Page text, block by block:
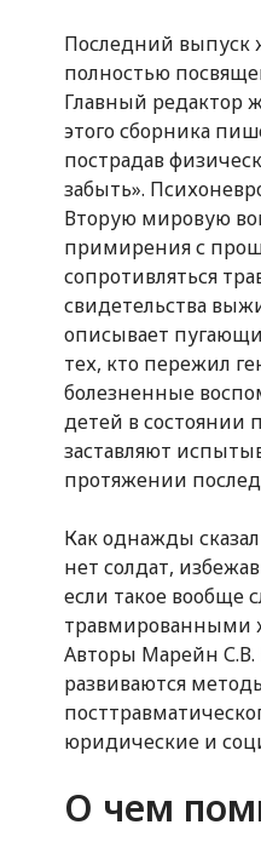
Последний выпуск
полностью
Главный редактор
этого сборника
пострадав
забыть».
Вторую мировую
примирения с
сопротивляться
свидетельства
описывает
тех, кто пережил
болезненные
детей в состоянии
заставляют
протяжении
Как однажды
нет солдат,
если такое вообще
травмированными
Авторы Марейн С.В.
развиваются
юридические и
О чем